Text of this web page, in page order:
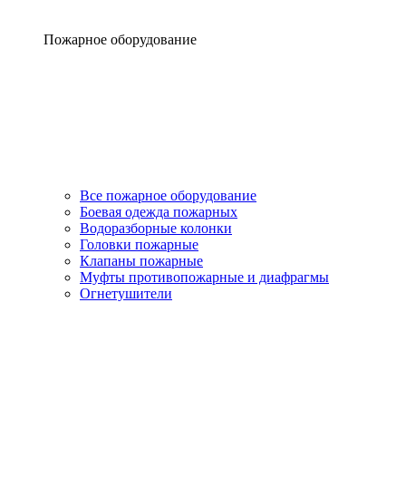
Пожарное оборудование
Все пожарное оборудование
Боевая одежда пожарных
Водоразборные колонки
Головки пожарные
Клапаны пожарные
Муфты противопожарные и диафрагмы
Огнетушители